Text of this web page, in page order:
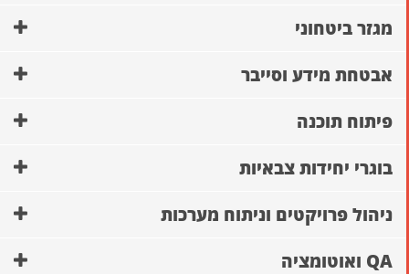
מגזר ביטחוני
אבטחת מידע וסייבר
פיתוח תוכנה
בוגרי יחידות צבאיות
ניהול פרויקטים וניתוח מערכות
QA ואוטומציה